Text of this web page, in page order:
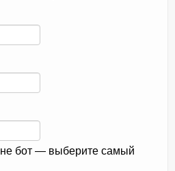
бот — выберите самый